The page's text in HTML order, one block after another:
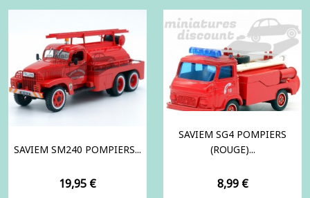
SAVIEM SM240 POMPIERS...
Prix
19,95 €
SAVIEM SG4 POMPIERS
(ROUGE)...
Prix
8,99 €